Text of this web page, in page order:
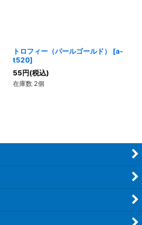
トロフィー（パールゴールド） [a-
t520]
55円(税込)
在庫数 2個